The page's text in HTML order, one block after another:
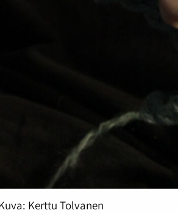
Kerttu Tolvanen